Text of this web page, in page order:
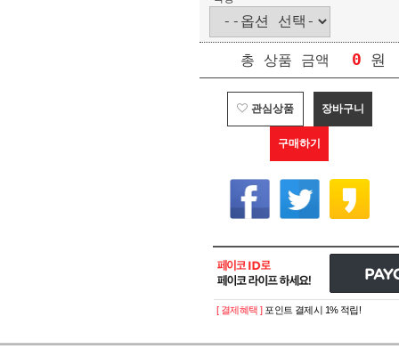
총 상품 금액 0 원
관심상품 장바구니
구매하기
[ 결제혜택 ] 포인트 결제시 1% 적립!